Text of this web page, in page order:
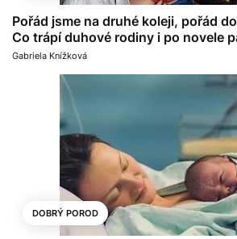
Pořád jsme na druhé koleji, pořád
Co trápí duhové rodiny i po novele
Gabriela Knížková
DOBRÝ POROD